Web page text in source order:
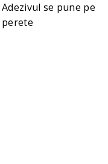
Adezivul se pune pe
perete